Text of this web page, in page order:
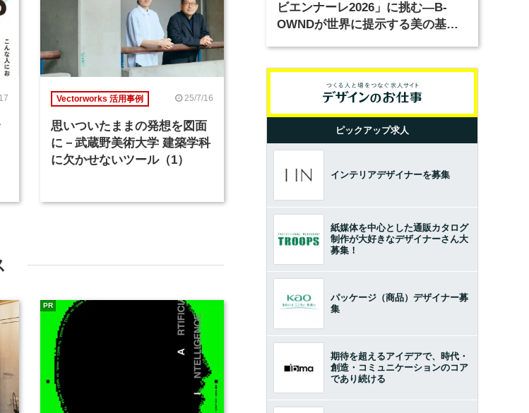
Vectorworks 活用事例 25/7/16
思いついたままの発想を図面
に－武蔵野美術大学 建築学科
に欠かせないツール（1）
PR
ビエンナーレ2026」に挑む―B-
OWNDが世界に提示する美の基準
ピックアップ求人
インテリアデザイナーを募集
紙媒体を中心とした通販カタログ
制作が大好きなデザイナーさん大
募集！
パッケージ（商品）デザイナー募
集
期待を超えるアイデアで、時代・
創造・コミュニケーションのコア
であり続ける